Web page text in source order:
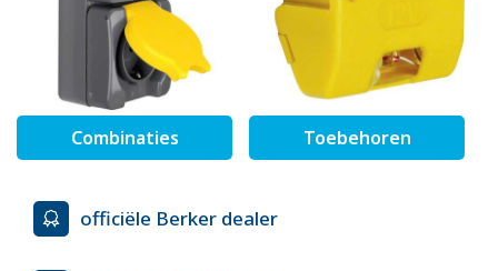
Combinaties Toebehoren
officiële Berker dealer